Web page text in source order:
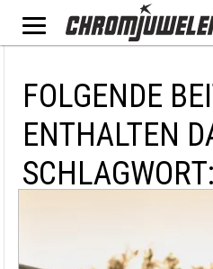
FOLGENDE
ENTHALTEN